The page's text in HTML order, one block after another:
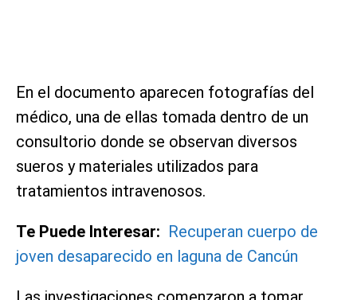
En el documento aparecen fotografías del
médico, una de ellas tomada dentro de un
consultorio donde se observan diversos
sueros y materiales utilizados para
tratamientos intravenosos.
Te Puede Interesar: Recuperan cuerpo de
joven desaparecido en laguna de Cancún